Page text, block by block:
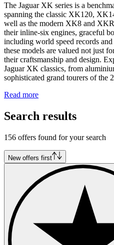
The Jaguar XK series is a
spanning the classic XK120,
well as the modern XK8 and
their inline-six engines, graceful
including world speed records
these models are valued not just
their craftsmanship and design.
Jaguar XK classics, from
sophisticated grand tourers of the
Read more
Search results
156 offers found for your search
New offers first